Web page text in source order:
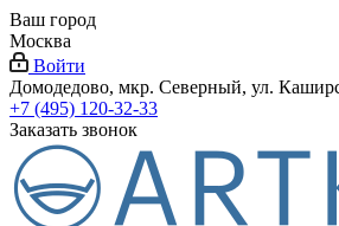
Ваш город
Москва
Войти
Домодедово, мкр. Северный, ул.
+7 (495) 120-32-33
Заказать звонок